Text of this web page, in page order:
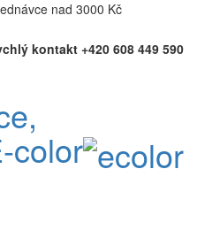
nad 3000 Kč
kontakt +420 608 449 590
color